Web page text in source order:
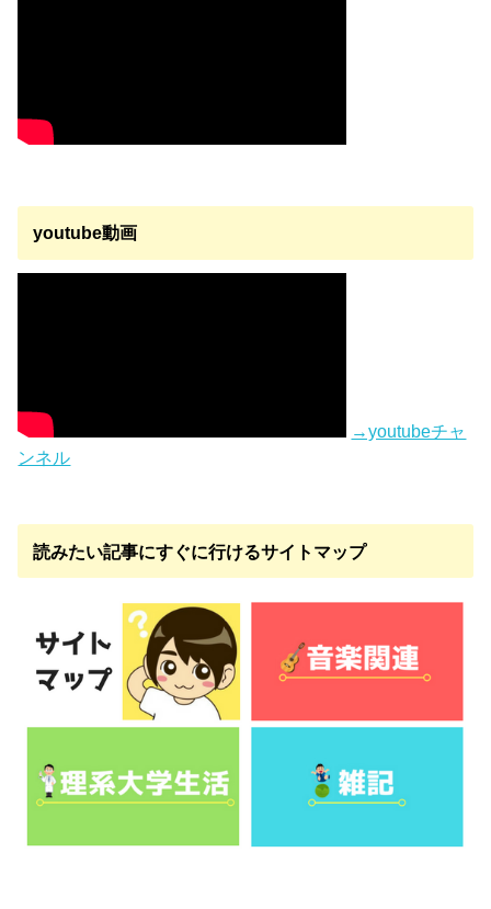
youtube動画
→youtubeチャ
ンネル
読みたい記事にすぐに行けるサイトマップ